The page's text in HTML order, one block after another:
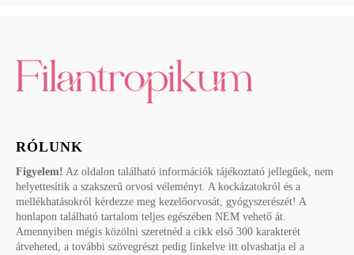
RÓLUNK
Figyelem! Az oldalon található információk tájékoztató jellegűek, nem
helyettesítik a szakszerű orvosi véleményt. A kockázatokról és a
mellékhatásokról kérdezze meg kezelőorvosát, gyógyszerészét! A
honlapon található tartalom teljes egészében NEM vehető át.
Amennyiben mégis közölni szeretnéd a cikk első 300 karakterét
átveheted, a további szövegrészt pedig linkelve itt olvashatja el a